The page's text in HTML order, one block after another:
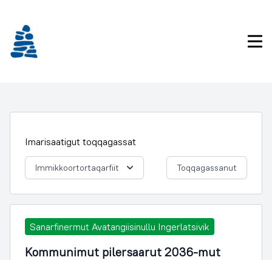
Imarisaatigut toqqagassat
Immikkoortortaqarfiit Toqqagassanut
Sanarfinermut Avatangiisinullu Ingerlatsivik
Kommunimut pilersaarut 2036-mut